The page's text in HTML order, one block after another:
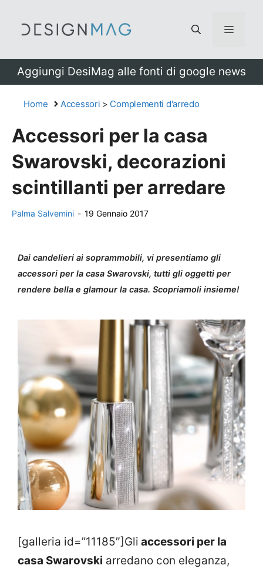
Menu
Aggiungi DesiMag alle fonti di google news
Home Accessori > Complementi d'arredo
Accessori per la casa
Swarovski, decorazioni
scintillanti per arredare
Palma Salvemini - 19 Gennaio 2017
Dai candelieri ai soprammobili, vi presentiamo gli
accessori per la casa Swarovski, tutti gli oggetti per
rendere bella e glamour la casa. Scopriamoli insieme!
[galleria id=”11185″]Gli accessori per la
casa Swarovski arredano con eleganza,